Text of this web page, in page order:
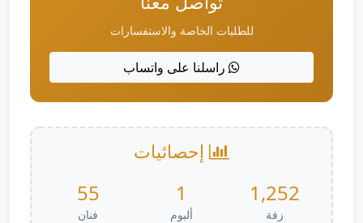
للطلبات الخاصة والاستفسارات
راسلنا على واتساب
إحصائيات
1,252
زفة
1
ألبوم
55
فنان